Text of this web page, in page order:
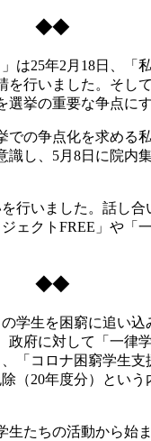
◆◆
25年2月18日、「
行いました。そ
挙の重要な争点に
の争点化を求める
し、5月8日に院
いました。話し
クトFREE」や
◆◆
生を困窮に追い
府に対して「一
「コロナ困窮学生
（20年度分）とい
たちの活動から始